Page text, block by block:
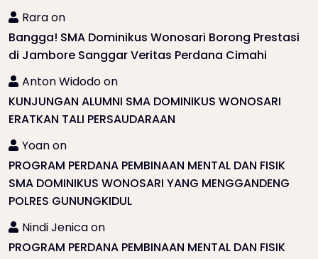
Raraon
Bangga! SMA Dominikus Wonosari Borong Prestasi
di Jambore Sanggar Veritas Perdana Cimahi
Anton Widodoon
KUNJUNGAN ALUMNI SMA DOMINIKUS WONOSARI
ERATKAN TALI PERSAUDARAAN
Yoanon
PROGRAM PERDANA PEMBINAAN MENTAL DAN FISIK
SMA DOMINIKUS WONOSARI YANG MENGGANDENG
POLRES GUNUNGKIDUL
Nindi Jenicaon
PROGRAM PERDANA PEMBINAAN MENTAL DAN FISIK